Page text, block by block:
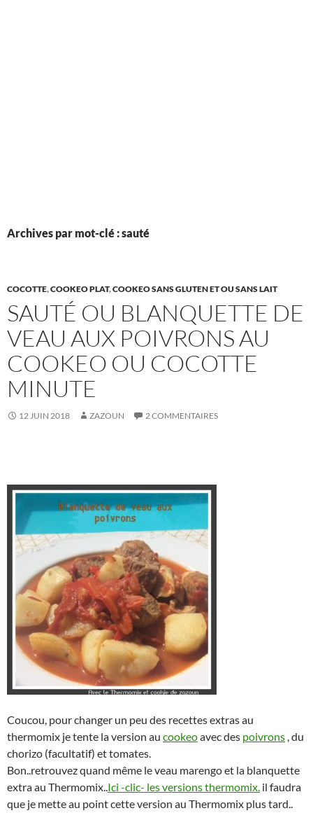
Archives par mot-clé : sauté
COCOTTE,COOKEO PLAT,COOKEO SANS GLUTEN ET OU SANS LAIT
SAUTÉ OU BLANQUETTE DE
VEAU AUX POIVRONS AU
COOKEO OU COCOTTE
MINUTE
12 JUIN 2018 ZAZOUN 2 COMMENTAIRES
Coucou, pour changer un peu des recettes extras au
thermomix je tente la version au cookeoavec des poivrons , du
chorizo (facultatif) et tomates.
Bon..retrouvez quand même le veau marengo et la blanquette
extra au Thermomix..Ici -clic- les versions thermomix. il faudra
que je mette au point cette version au Thermomix plus tard..